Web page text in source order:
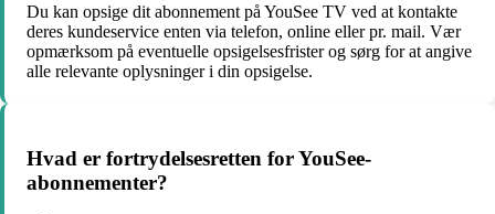
Du kan opsige dit abonnement på YouSee TV ved at kontakte
deres kundeservice enten via telefon, online eller pr. mail. Vær
opmærksom på eventuelle opsigelsesfrister og sørg for at angive
alle relevante oplysninger i din opsigelse.
Hvad er fortrydelsesretten for YouSee-
abonnementer?